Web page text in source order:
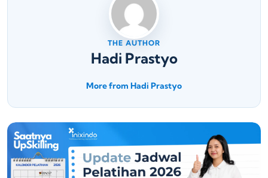
THE AUTHOR
Hadi Prastyo
More from Hadi Prastyo